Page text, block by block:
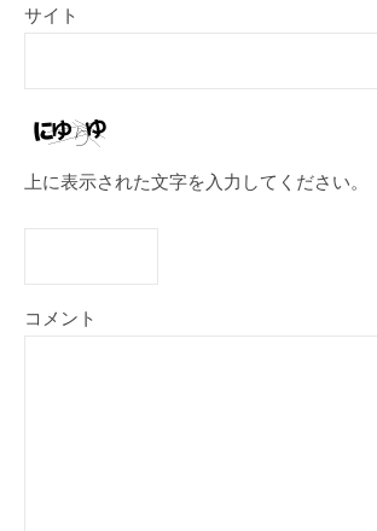
サイト
上に表示された文字を入力してください。
コメント